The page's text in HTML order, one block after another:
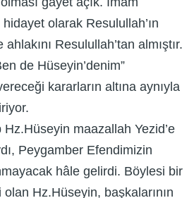
olarak Resulullah’ın
Resulullah’tan almıştır.
de Hüseyin’denim”
kararların altına aynıyla
maazallah Yezid’e
Peygamber Efendimizin
hâle gelirdi. Böylesi bir
Hz.Hüseyin, başkalarının